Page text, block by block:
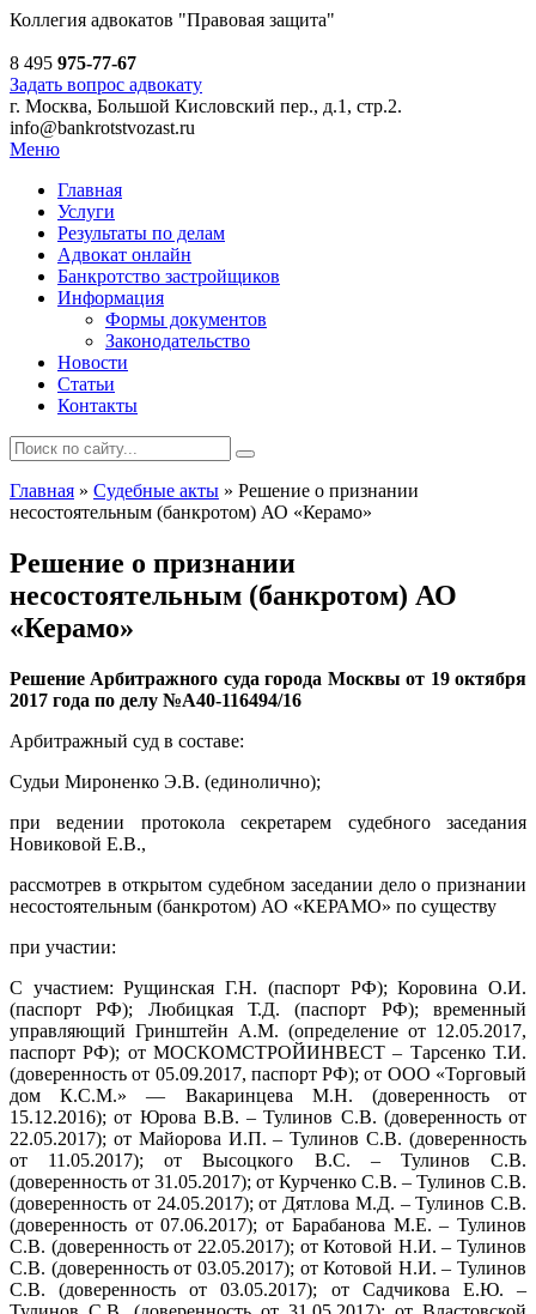
Коллегия адвокатов "Правовая защита"
8 495 975-77-67
Задать вопрос адвокату
г. Москва, Большой Кисловский пер., д.1, стр.2.
info@bankrotstvozast.ru
Меню
Главная
Услуги
Результаты по делам
Адвокат онлайн
Банкротство застройщиков
Информация
Формы документов
Законодательство
Новости
Статьи
Контакты
Главная » Судебные акты » Решение о признании
несостоятельным (банкротом) АО «Керамо»
Решение о признании
несостоятельным (банкротом) АО
«Керамо»
Решение Арбитражного суда города Москвы от 19 октября
2017 года по делу №А40-116494/16
Арбитражный суд в составе:
Судьи Мироненко Э.В. (единолично);
при ведении протокола секретарем судебного заседания
Новиковой Е.В.,
рассмотрев в открытом судебном заседании дело о признании
несостоятельным (банкротом) АО «КЕРАМО» по существу
при участии:
С участием: Рущинская Г.Н. (паспорт РФ); Коровина О.И.
(паспорт РФ); Любицкая Т.Д. (паспорт РФ); временный
управляющий Гринштейн А.М. (определение от 12.05.2017,
паспорт РФ); от МОСКОМСТРОЙИНВЕСТ – Тарсенко Т.И.
(доверенность от 05.09.2017, паспорт РФ); от ООО «Торговый
дом К.С.М.» — Вакаринцева М.Н. (доверенность от
15.12.2016); от Юрова В.В. – Тулинов С.В. (доверенность от
22.05.2017); от Майорова И.П. – Тулинов С.В. (доверенность
от 11.05.2017); от Высоцкого В.С. – Тулинов С.В.
(доверенность от 31.05.2017); от Курченко С.В. – Тулинов С.В.
(доверенность от 24.05.2017); от Дятлова М.Д. – Тулинов С.В.
(доверенность от 07.06.2017); от Барабанова М.Е. – Тулинов
С.В. (доверенность от 22.05.2017); от Котовой Н.И. – Тулинов
С.В. (доверенность от 03.05.2017); от Котовой Н.И. – Тулинов
С.В. (доверенность от 03.05.2017); от Садчикова Е.Ю. –